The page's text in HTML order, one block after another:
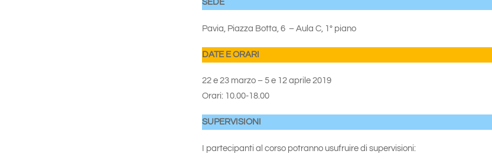
SEDE
Pavia, Piazza Botta, 6 – Aula C, 1° piano
DATE E ORARI
22 e 23 marzo – 5 e 12 aprile 2019
Orari: 10.00-18.00
SUPERVISIONI
I partecipanti al corso potranno usufruire di supervisioni: